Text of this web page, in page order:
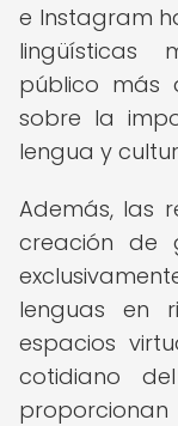
e Instagram
lingüísticas
público más
sobre la
lengua y
Además, las
creación de
lenguas en
espacios
cotidiano